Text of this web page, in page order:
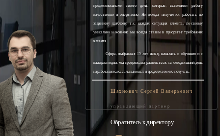
профессионалами своего дела, которые, выполняют работу
качественно и оперативно. Ни всегда получается работать по
заданному шаблону, т.к. каждая ситуация клиента, по-своему
уникальна и конечно мы всегда ставим в приоритет требования
клиента.
Сфера, выбранная 15 лет назад, началась с обучения и с
каждым годом, мы продолжаем развиваться, на сегодняшний день
наработали колоссальный опыт и продолжаем его получать.
Шахнович Сергей Валерьевич
управляющий партнер
Обратитесь к директору